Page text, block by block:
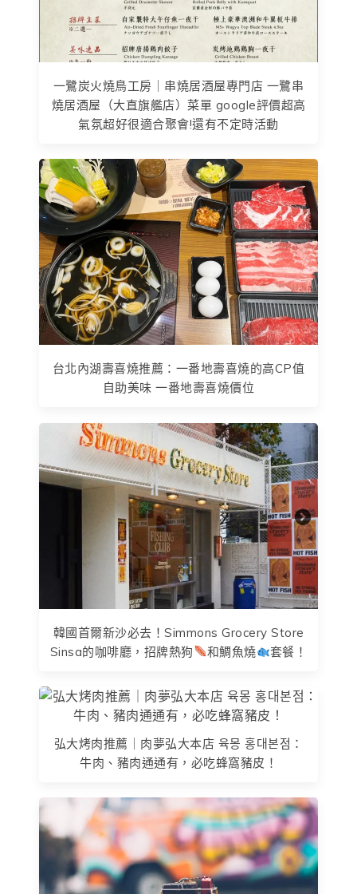
一鷺炭火燒鳥工房｜串燒居酒屋專門店 一鷺串
燒居酒屋（大直旗艦店）菜單 google評價超高
氣氛超好很適合聚會!還有不定時活動
台北內湖壽喜燒推薦：一番地壽喜燒的高CP值
自助美味 一番地壽喜燒價位
韓國首爾新沙必去！Simmons Grocery Store
Sinsa的咖啡廳，招牌熱狗
和鯛魚燒 套餐！
弘大烤肉推薦｜肉夢弘大本店 육몽 홍대본점：
牛肉、豬肉通通有，必吃蜂窩豬皮！